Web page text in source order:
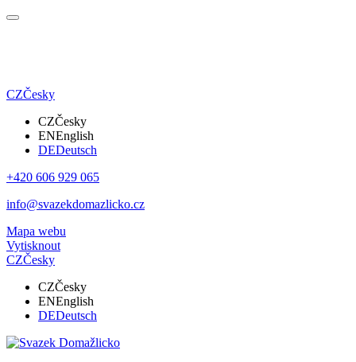
CZČesky
CZČesky
ENEnglish
DEDeutsch
+420 606 929 065
info@svazekdomazlicko.cz
Mapa webu
Vytisknout
CZČesky
CZČesky
ENEnglish
DEDeutsch